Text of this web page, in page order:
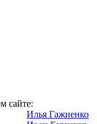
сайте:
Илья Гажиенко